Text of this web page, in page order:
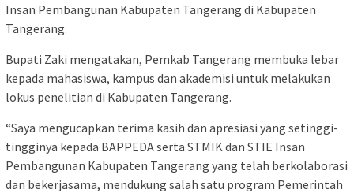
Insan Pembangunan Kabupaten Tangerang di Kabupaten
Tangerang.
Bupati Zaki mengatakan, Pemkab Tangerang membuka lebar
kepada mahasiswa, kampus dan akademisi untuk melakukan
lokus penelitian di Kabupaten Tangerang.
“Saya mengucapkan terima kasih dan apresiasi yang setinggi-
tingginya kepada BAPPEDA serta STMIK dan STIE Insan
Pembangunan Kabupaten Tangerang yang telah berkolaborasi
dan bekerjasama, mendukung salah satu program Pemerintah